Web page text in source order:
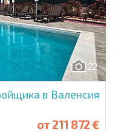
22
в Валенсия
от 211 872 €